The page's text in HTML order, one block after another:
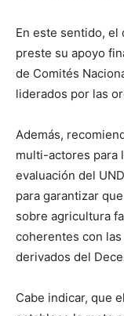
En este sentido, el
preste su apoyo
de Comités
liderados por las
Además,
multi-actores para
evaluación del
para garantizar
sobre agricultura
coherentes con
derivados del
Cabe indicar, que